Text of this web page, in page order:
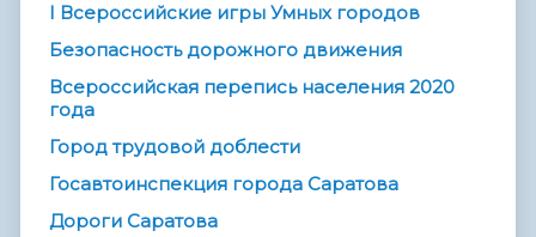
I Всероссийские игры Умных городов
Безопасность дорожного движения
Всероссийская перепись населения 2020
года
Город трудовой доблести
Госавтоинспекция города Саратова
Дороги Саратова